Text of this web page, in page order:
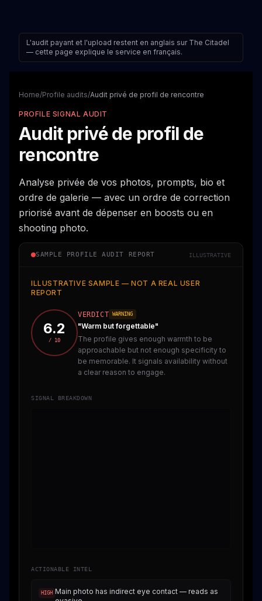
L'audit payant et l'upload restent en anglais sur The Citadel
— cette page explique le service en français.
Home/Profile audits/Audit privé de profil de rencontre
PROFILE SIGNAL AUDIT
Audit privé de profil de
rencontre
Analyse privée de vos photos, prompts, bio et
ordre de galerie — avec un ordre de correction
priorisé avant de dépenser en boosts ou en
shooting photo.
SAMPLE PROFILE AUDIT REPORT ILLUSTRATIVE
ILLUSTRATIVE SAMPLE — NOT A REAL USER
REPORT
6.2
/ 10
VERDICT WARNING
"Warm but forgettable"
The profile gives enough warmth to be
approachable but not enough specificity to
be memorable. It signals availability without
a clear reason to engage.
SIGNAL BREAKDOWN
ACTIONABLE INTEL
HIGH Main photo has indirect eye contact — reads as